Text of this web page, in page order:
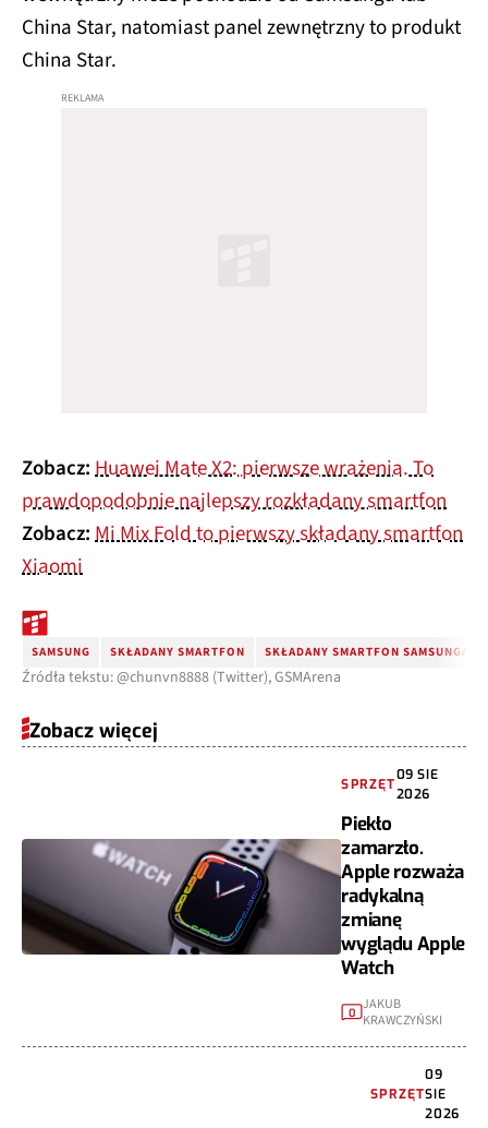
China Star, natomiast panel zewnętrzny to produkt
China Star.
Zobacz: Huawei Mate X2: pierwsze wrażenia. To
prawdopodobnie najlepszy rozkładany smartfon
Zobacz: Mi Mix Fold to pierwszy składany smartfon
Xiaomi
SAMSUNG SKŁADANY SMARTFON SKŁADANY SMARTFON SAMSUNGA
Źródła tekstu: @chunvn8888 (Twitter), GSMArena
Zobacz więcej
SPRZĘT
09 SIE
2026
Piekło
zamarzło.
Apple rozważa
radykalną
zmianę
wyglądu Apple
Watch
0 JAKUB
KRAWCZYŃSKI
SPRZĘT
09
SIE
2026